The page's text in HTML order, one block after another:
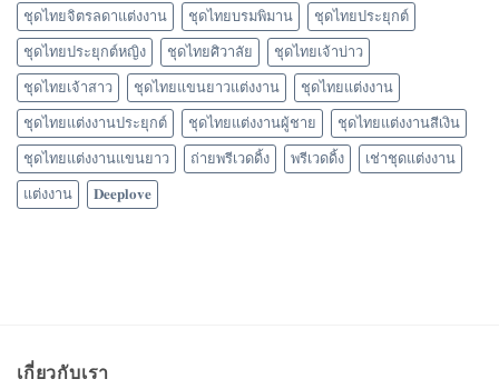
ชุดไทยจิตรลดาแต่งงาน ชุดไทยบรมพิมาน ชุดไทยประยุกต์
ชุดไทยประยุกต์หญิง ชุดไทยศิวาลัย ชุดไทยเจ้าบ่าว
ชุดไทยเจ้าสาว ชุดไทยแขนยาวแต่งงาน ชุดไทยแต่งงาน
ชุดไทยแต่งงานประยุกต์ ชุดไทยแต่งงานผู้ชาย ชุดไทยแต่งงานสีเงิน
ชุดไทยแต่งงานแขนยาว ถ่ายพรีเวดดิ้ง พรีเวดดิ้ง เช่าชุดแต่งงาน
แต่งงาน 𝐃𝐞𝐞𝐩𝐥𝐨𝐯𝐞
เกี่ยวกับเรา